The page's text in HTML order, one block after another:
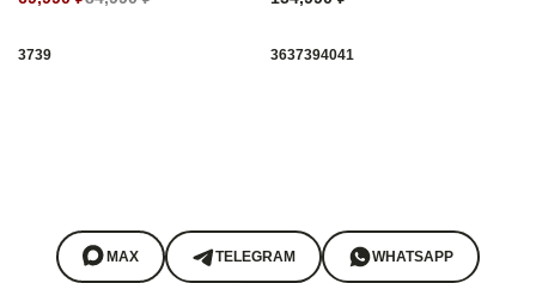
3739 3637394041
MAX TELEGRAM WHATSAPP